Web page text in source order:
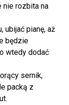
nie rozbita na
ubijać pianę, aż
będzie
wtedy dodać
sernik,
packą z